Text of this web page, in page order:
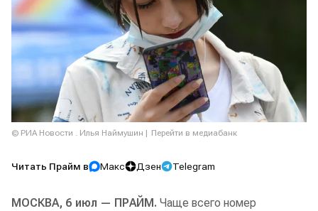
© РИА Новости . Илья Наймушин Перейти в медиабанк
Читать Прайм в Макс Дзен Telegram
МОСКВА, 6 июл — ПРАЙМ. Чаще всего номер